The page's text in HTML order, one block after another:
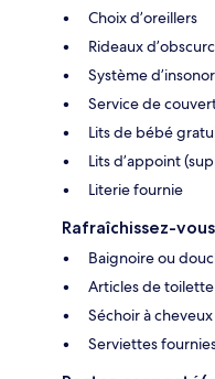
Choix d’oreillers
Rideaux
Système
Service de
Lits de bébé
Lits d’appoint
Literie fournie
Rafraîchissez-vous
Baignoire ou
Articles de
Séchoir à cheveux
Serviettes